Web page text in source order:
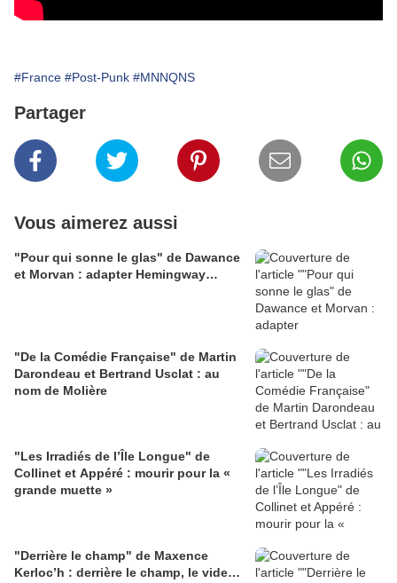
#France #Post-Punk #MNNQNS
Partager
Vous aimerez aussi
"Pour qui sonne le glas" de Dawance
et Morvan : adapter Hemingway…
"De la Comédie Française" de Martin
Darondeau et Bertrand Usclat : au
nom de Molière
"Les Irradiés de l’Île Longue" de
Collinet et Appéré : mourir pour la «
grande muette »
"Derrière le champ" de Maxence
Kerloc’h : derrière le champ, le vide…